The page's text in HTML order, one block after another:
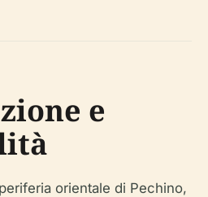
e
orientale di Pechino,